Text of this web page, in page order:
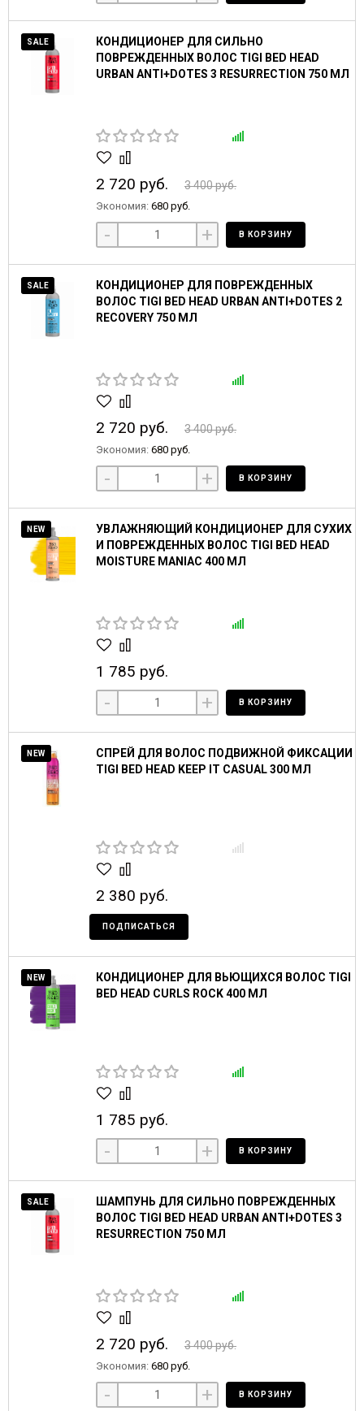
SALE
КОНДИЦИОНЕР ДЛЯ СИЛЬНО
ПОВРЕЖДЕННЫХ ВОЛОС TIGI BED HEAD
URBAN ANTI+DOTES 3 RESURRECTION 750 МЛ
2 720 руб. 3 400 руб.
Экономия: 680 руб.
- + В КОРЗИНУ
SALE
КОНДИЦИОНЕР ДЛЯ ПОВРЕЖДЕННЫХ
ВОЛОС TIGI BED HEAD URBAN ANTI+DOTES 2
RECOVERY 750 МЛ
2 720 руб. 3 400 руб.
Экономия: 680 руб.
- + В КОРЗИНУ
NEW
УВЛАЖНЯЮЩИЙ КОНДИЦИОНЕР ДЛЯ СУХИХ
И ПОВРЕЖДЕННЫХ ВОЛОС TIGI BED HEAD
MOISTURE MANIAC 400 МЛ
1 785 руб.
- + В КОРЗИНУ
NEW
СПРЕЙ ДЛЯ ВОЛОС ПОДВИЖНОЙ ФИКСАЦИИ
TIGI BED HEAD KEEP IT CASUAL 300 МЛ
2 380 руб.
ПОДПИСАТЬСЯ
NEW
КОНДИЦИОНЕР ДЛЯ ВЬЮЩИХСЯ ВОЛОС TIGI
BED HEAD CURLS ROCK 400 МЛ
1 785 руб.
- + В КОРЗИНУ
SALE
ШАМПУНЬ ДЛЯ СИЛЬНО ПОВРЕЖДЕННЫХ
ВОЛОС TIGI BED HEAD URBAN ANTI+DOTES 3
RESURRECTION 750 МЛ
2 720 руб. 3 400 руб.
Экономия: 680 руб.
- + В КОРЗИНУ